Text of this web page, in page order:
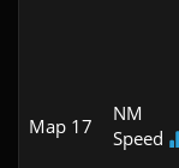
Map 17
NM
Speed